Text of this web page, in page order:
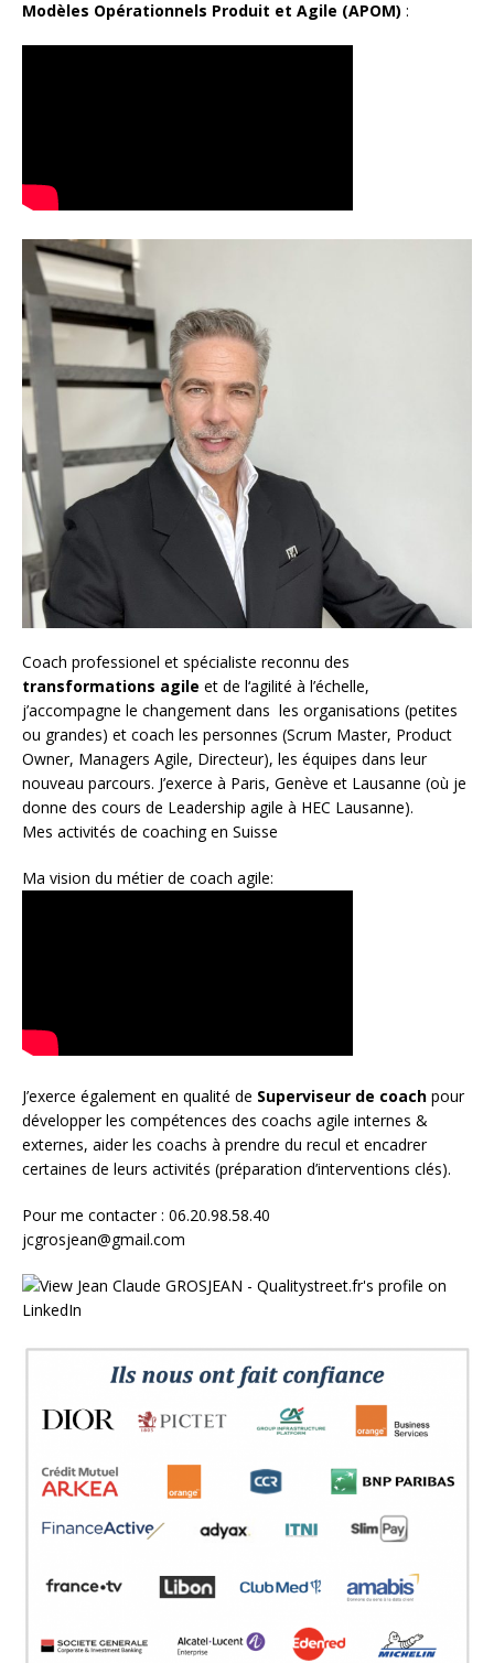
Modèles Opérationnels Produit et Agile (APOM) :
Coach professionel et spécialiste reconnu des
transformations agile et de l‘agilité à l’échelle,
j’accompagne le changement dans les organisations (petites
ou grandes) et coach les personnes (Scrum Master, Product
Owner, Managers Agile, Directeur), les équipes dans leur
nouveau parcours. J’exerce à Paris, Genève et Lausanne (où je
donne des cours de Leadership agile à HEC Lausanne).
Mes activités de coaching en Suisse
Ma vision du métier de coach agile:
J’exerce également en qualité de Superviseur de coach pour
développer les compétences des coachs agile internes &
externes, aider les coachs à prendre du recul et encadrer
certaines de leurs activités (préparation d’interventions clés).
Pour me contacter : 06.20.98.58.40
jcgrosjean@gmail.com